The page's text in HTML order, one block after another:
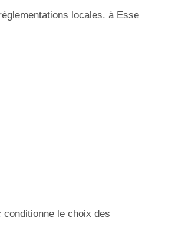
locales. à Esse
le choix des